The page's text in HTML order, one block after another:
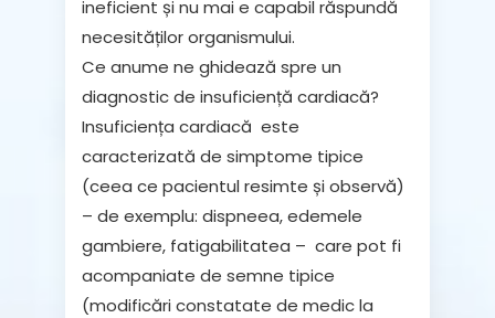
ineficient și nu mai e capabil răspundă
necesităților organismului.
Ce anume ne ghidează spre un
diagnostic de insuficiență cardiacă?
Insuficiența cardiacă este
caracterizată de simptome tipice
(ceea ce pacientul resimte și observă)
– de exemplu: dispneea, edemele
gambiere, fatigabilitatea – care pot fi
acompaniate de semne tipice
(modificări constatate de medic la